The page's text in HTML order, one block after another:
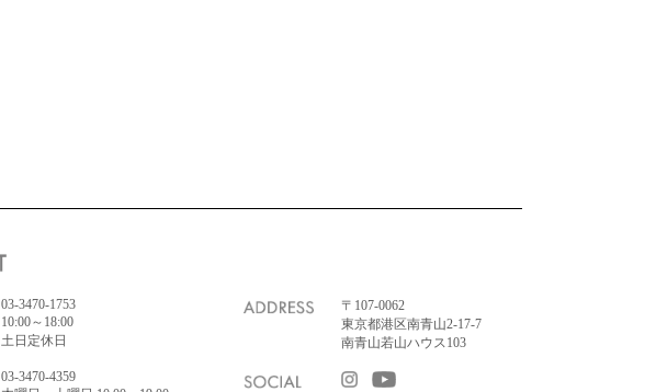
03-3470-1753
10:00～18:00
土日定休日
03-3470-4359
〒107-0062
東京都港区南青山2-17-7
南青山若山ハウス103